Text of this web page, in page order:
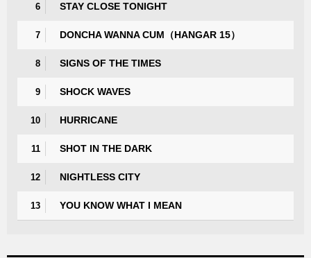
6 STAY CLOSE TONIGHT
7 DONCHA WANNA CUM（HANGAR 15）
8 SIGNS OF THE TIMES
9 SHOCK WAVES
10 HURRICANE
11 SHOT IN THE DARK
12 NIGHTLESS CITY
13 YOU KNOW WHAT I MEAN